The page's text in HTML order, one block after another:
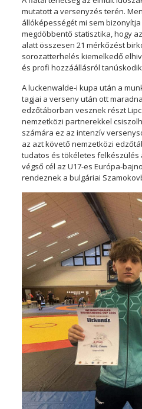
mutatott a versenyzés terén.
állóképességét mi sem
megdöbbentő statisztika, hogy
alatt összesen 21 mérkőzést
sorozatterhelés kiemelkedő
és profi hozzáállásról
A luckenwalde-i kupa után a
tagjai a verseny után ott
edzőtáborban vesznek részt
nemzetközi partnerekkel
számára ez az intenzív
az azt követő nemzetközi
tudatos és tökéletes felkészülés
végső cél az U17-es Európa-
rendeznek a bulgáriai